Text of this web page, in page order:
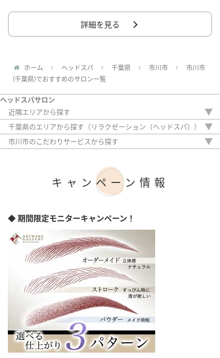
詳細を見る
ホーム ヘッドスパ 千葉県 市川市
市川市
(千葉県)でおすすめのサロン一覧
ヘッドスパサロン
近隣エリアから探す
埼玉県
東京都
神奈川県
千葉県のエリアから探す（リラクゼーション（ヘッドスパ））
市川市
柏市
市川市のこだわりサービスから探す
オンライン診療
キャンペーン情報
◆ 期間限定モニターキャンペーン！